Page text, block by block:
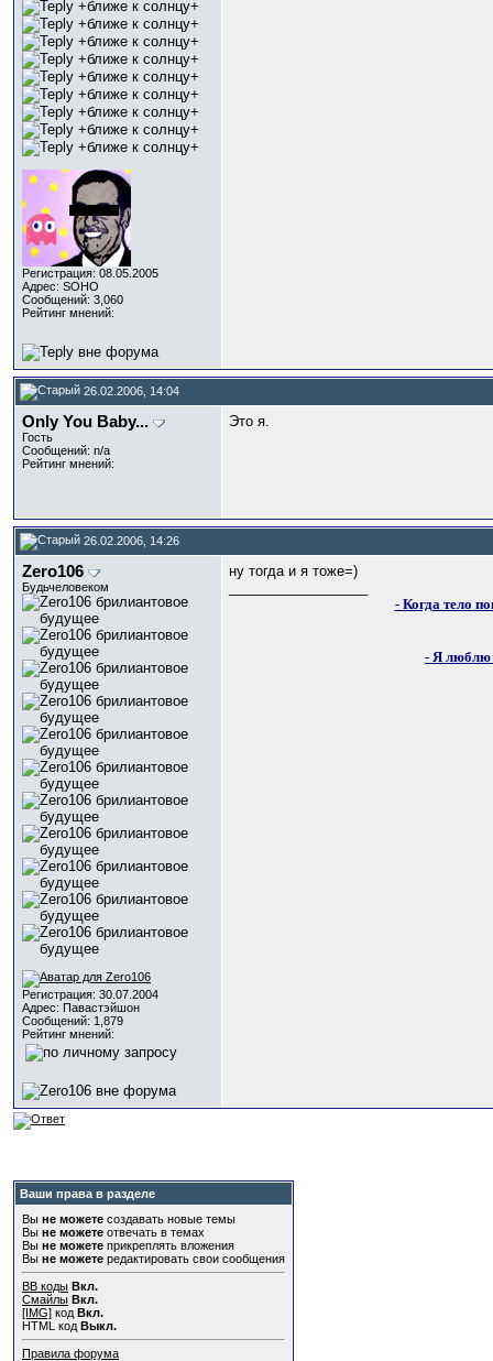
Регистрация: 08.05.2005
Адрес: SOHO
Сообщений: 3,060
Рейтинг мнений:
26.02.2006, 14:04
Only You Baby...
Гость
Сообщений: n/a
Рейтинг мнений:
Это я.
26.02.2006, 14:26
Zero106
Будьчеловеком
Регистрация: 30.07.2004
Адрес: Павастэйшон
Сообщений: 1,879
Рейтинг мнений:
ну тогда и я тоже=)
- Когда тело
- Я люблю
Ваши права в разделе
Вы не можете создавать новые темы
Вы не можете отвечать в темах
Вы не можете прикреплять вложения
Вы не можете редактировать свои сообщения
BB коды Вкл.
Смайлы Вкл.
[IMG] код Вкл.
HTML код Выкл.
Правила форума